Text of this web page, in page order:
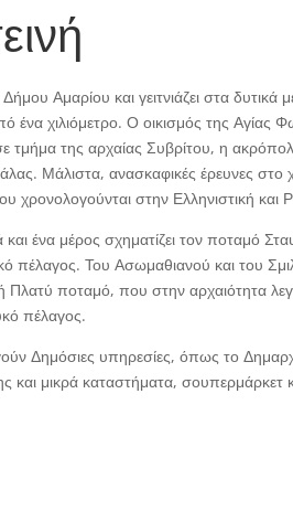
Αμαρίου και γειτνιάζει στα
ένα χιλιόμετρο. Ο οικισμός της Αγίας
τμήμα της αρχαίας Συβρίτου, η
Μάλιστα, ανασκαφικές έρευνες στο
χρονολογούνται στην Ελληνιστική και
ένα μέρος σχηματίζει τον ποταμό
πέλαγος. Του Ασωμαθιανού και του
Πλατύ ποταμό, που στην αρχαιότητα
πέλαγος.
Δημόσιες υπηρεσίες, όπως το
και μικρά καταστήματα, σουπερμάρκετ